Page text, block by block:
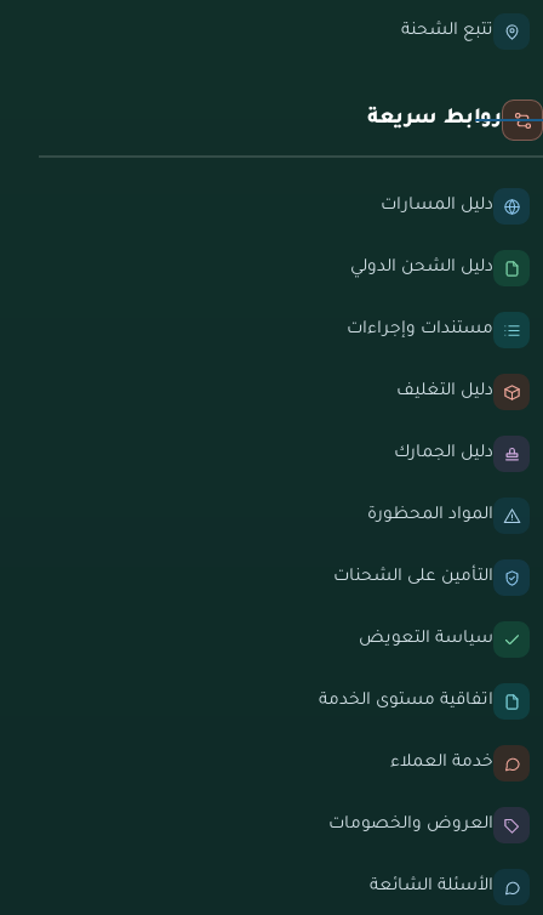
تتبع الشحنة
روابط سريعة
دليل المسارات
دليل الشحن الدولي
مستندات وإجراءات
دليل التغليف
دليل الجمارك
المواد المحظورة
التأمين على الشحنات
سياسة التعويض
اتفاقية مستوى الخدمة
خدمة العملاء
العروض والخصومات
الأسئلة الشائعة